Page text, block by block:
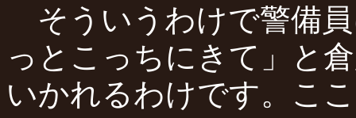
そういうわけで警備
っとこっちにきて」と
いかれるわけです。こ